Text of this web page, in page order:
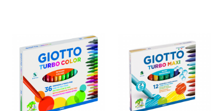
Quickview Quickview
Aggiungi
ai
preferiti
al
confronto
ai
preferiti